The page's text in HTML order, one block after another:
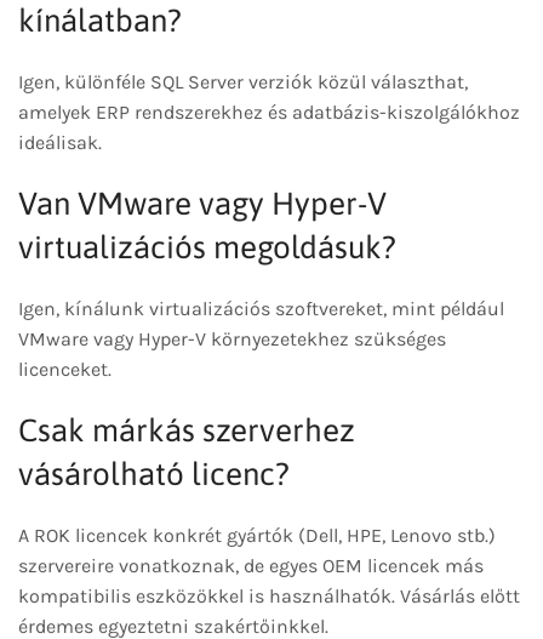
kínálatban?
Igen, különféle SQL Server verziók közül választhat,
amelyek ERP rendszerekhez és adatbázis-kiszolgálókhoz
ideálisak.
Van VMware vagy Hyper-V
virtualizációs megoldásuk?
Igen, kínálunk virtualizációs szoftvereket, mint például
VMware vagy Hyper-V környezetekhez szükséges
licenceket.
Csak márkás szerverhez
vásárolható licenc?
A ROK licencek konkrét gyártók (Dell, HPE, Lenovo stb.)
szervereire vonatkoznak, de egyes OEM licencek más
kompatibilis eszközökkel is használhatók. Vásárlás előtt
érdemes egyeztetni szakértőinkkel.